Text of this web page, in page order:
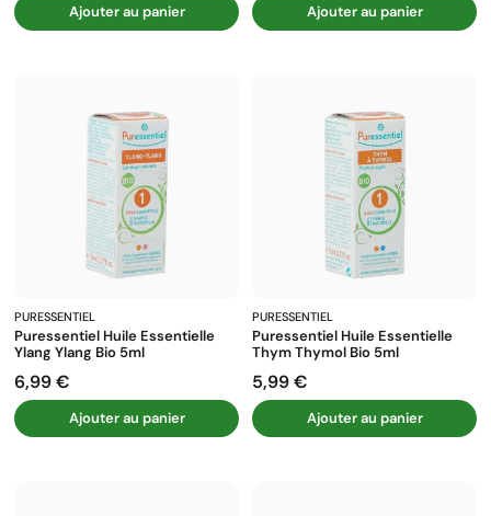
Ajouter au panier Ajouter au panier
PURESSENTIEL
Puressentiel Huile Essentielle
Ylang Ylang Bio 5ml
Prix
6,99 €
Ajouter au panier
PURESSENTIEL
Puressentiel Huile Essentielle
Thym Thymol Bio 5ml
Prix
5,99 €
Ajouter au panier